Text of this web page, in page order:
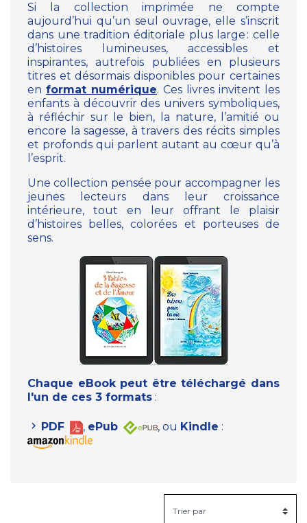
Si la collection imprimée ne compte
aujourd’hui qu’un seul ouvrage, elle s’inscrit
dans une tradition éditoriale plus large : celle
d’histoires lumineuses, accessibles et
inspirantes, autrefois publiées en plusieurs
titres et désormais disponibles pour certaines
en format numérique. Ces livres invitent les
enfants à découvrir des univers symboliques,
à réfléchir sur le bien, la nature, l’amitié ou
encore la sagesse, à travers des récits simples
et profonds qui parlent autant au cœur qu’à
l’esprit.
Une collection pensée pour accompagner les
jeunes lecteurs dans leur croissance
intérieure, tout en leur offrant le plaisir
d’histoires belles, colorées et porteuses de
sens.
Chaque eBook peut être téléchargé dans
l'un de ces 3 formats :
PDF , ePub , ou Kindle :